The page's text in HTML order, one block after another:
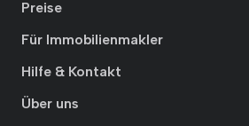
Preise
Für Immobilienmakler
Hilfe & Kontakt
Über uns